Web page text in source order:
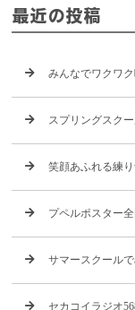
最近の投稿
みんなでワクワ
スプリングスク
笑顔あふれる練
プペルポスター全
サマースクール
セカコイラジオ